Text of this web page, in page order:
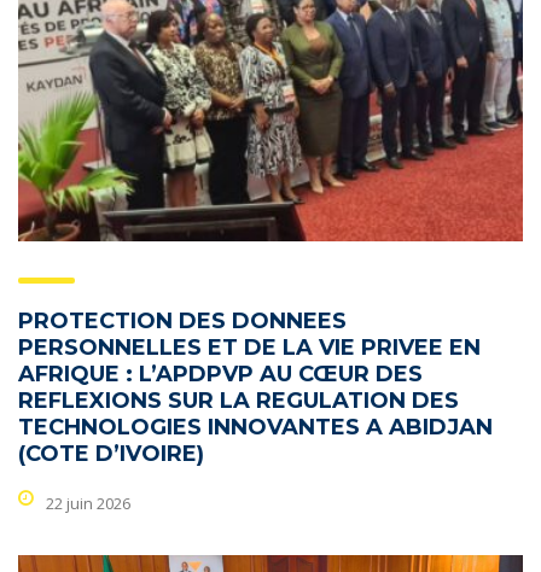
PROTECTION DES DONNEES
PERSONNELLES ET DE LA VIE PRIVEE EN
AFRIQUE : L’APDPVP AU CŒUR DES
REFLEXIONS SUR LA REGULATION DES
TECHNOLOGIES INNOVANTES A ABIDJAN
(COTE D’IVOIRE)
22 juin 2026